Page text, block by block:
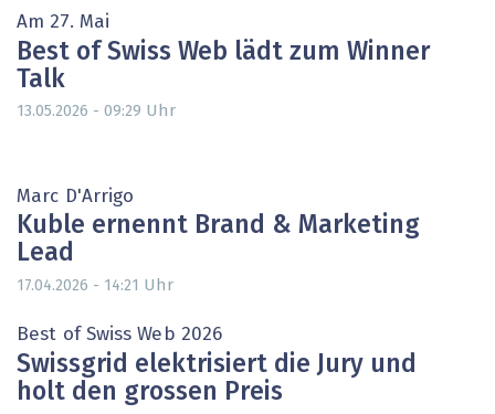
Am 27. Mai
Best of Swiss Web lädt zum Winner
Talk
13.05.2026 - 09:29 Uhr
Marc D'Arrigo
Kuble ernennt Brand & Marketing
Lead
17.04.2026 - 14:21 Uhr
Best of Swiss Web 2026
Swissgrid elektrisiert die Jury und
holt den grossen Preis